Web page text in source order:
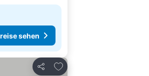
sehen
Teilen
Zu Favoriten hinzufügen